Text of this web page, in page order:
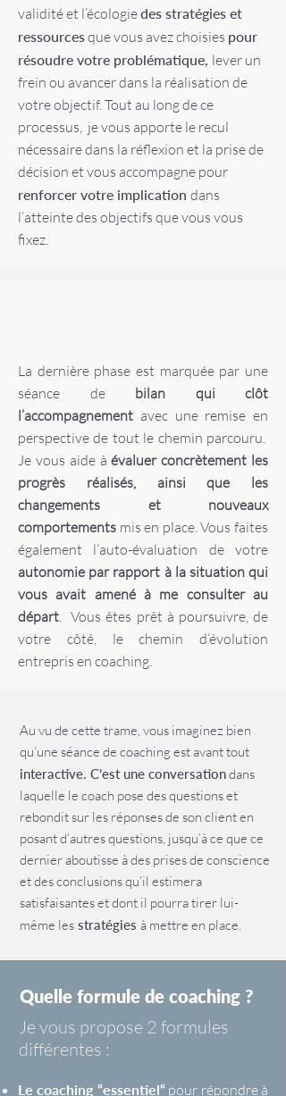
validité et l’écologiedes stratégies et
ressourcesque vous avez choisies pour
résoudre votre problématique, lever un
frein ou avancer dans la réalisation de
votre objectif. Tout au long de ce
processus, je vous apporte le recul
nécessaire dans la réflexion et la prise de
décision et vous accompagne pour
renforcer votre implication dans
l’atteinte des objectifs que vous vous
fixez.
La dernière phase est marquée par une
séance de bilan qui clôt
l’accompagnement avec une remise en
perspective de tout le chemin parcouru.
Je vous aide àévaluer concrètement les
progrès réalisés, ainsi que les
changements et nouveaux
comportements mis en place. Vous faites
également l’auto-évaluation de votre
autonomie par rapport à la situation qui
vous avait amené à me consulter au
départ. Vous êtes prêt à poursuivre, de
votre côté, le chemin d’évolution
entrepris en coaching.
Au vu de cette trame, vous imaginez bien
qu’une séance de coaching est avant tout
interactive. C’est une conversationdans
laquelle le coach pose des questions et
rebondit sur les réponses de son client en
posant d’autres questions, jusqu’à ce que ce
dernier aboutisse à des prises de conscience
et des conclusions qu’il estimera
satisfaisantes et dont il pourra tirer lui-
même les stratégies à mettre en place.
Quelle formule de coaching ?
Je vous propose 2 formules
différentes :
Le coaching “essentiel“pour répondre à